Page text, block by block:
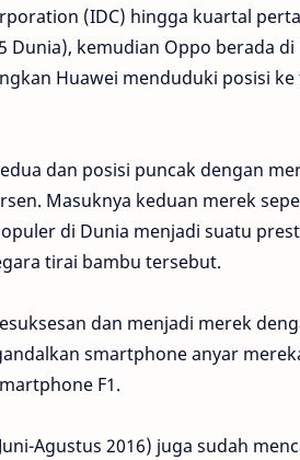
(IDC) hingga kuartal
Dunia), kemudian Oppo berada
Huawei menduduki posisi
dan posisi puncak dengan
Masuknya keduan merek
di Dunia menjadi suatu
tirai bambu tersebut.
dan menjadi merek
smartphone anyar
F1.
Agustus 2016) juga sudah